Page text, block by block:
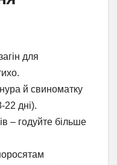
для
й свиноматку
22 дні).
– годуйте більше